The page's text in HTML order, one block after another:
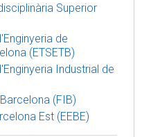
Superior
de
(ETSETB)
Industrial de
(FIB)
Est (EEBE)